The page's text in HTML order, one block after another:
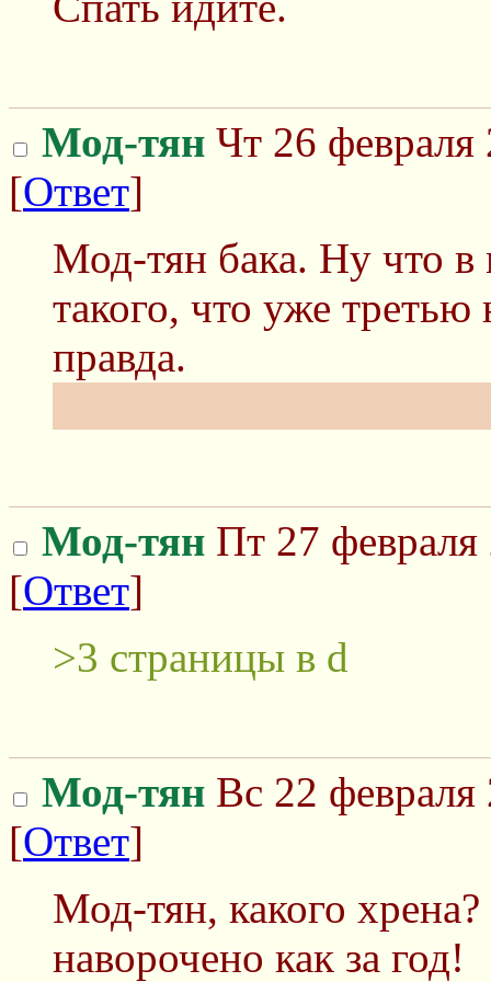
Мод-тян Чт 26
[Ответ]
Мод-тян бака. Ну что
такого, что уже
правда.
Мод-тян Пт 27
[Ответ]
>3 страницы в d
Мод-тян Вс 22
[Ответ]
Мод-тян, какого
наворочено как за год!